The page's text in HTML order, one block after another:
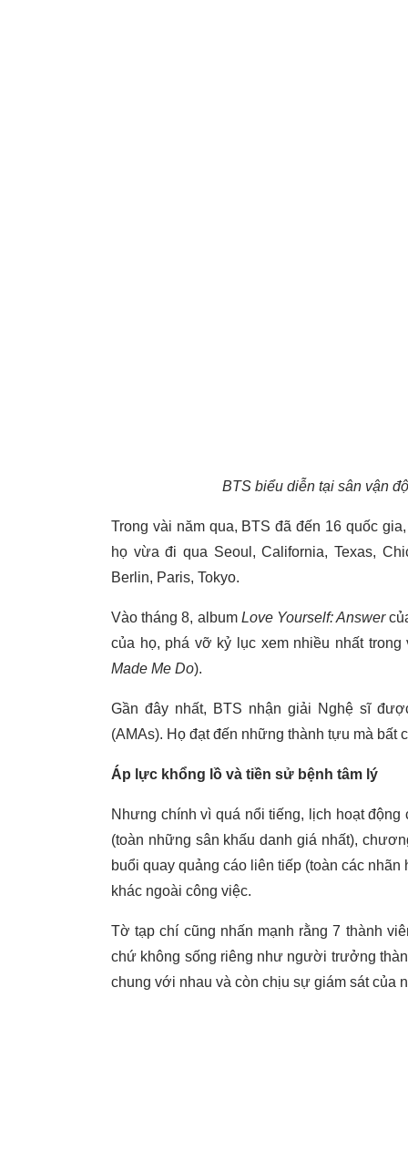
BTS biểu diễn tại sân vận
Trong vài năm qua, BTS đã đến 16 quốc
họ vừa đi qua Seoul, California, Texas,
Berlin, Paris, Tokyo.
Vào tháng 8, album Love Yourself: Answer
của họ, phá vỡ kỷ lục xem nhiều nhất
Made Me Do).
Gần đây nhất, BTS nhận giải Nghệ sĩ
(AMAs). Họ đạt đến những thành tựu mà bất
Áp lực khổng lồ và tiền sử bệnh tâm lý
Nhưng chính vì quá nổi tiếng, lịch hoạt
(toàn những sân khấu danh giá nhất),
buổi quay quảng cáo liên tiếp (toàn các
khác ngoài công việc.
Tờ tạp chí cũng nhấn mạnh rằng 7 thành
chứ không sống riêng như người trưởng
chung với nhau và còn chịu sự giám sát của